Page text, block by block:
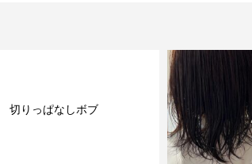
切りっぱなしボブ